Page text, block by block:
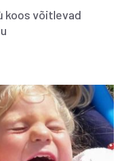
koos võitlevad